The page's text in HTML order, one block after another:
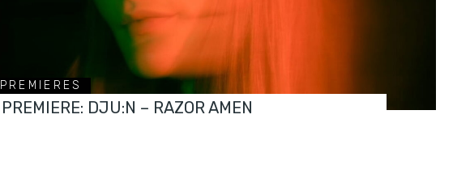
PREMIERES
PREMIERE: DJU:N – RAZOR AMEN